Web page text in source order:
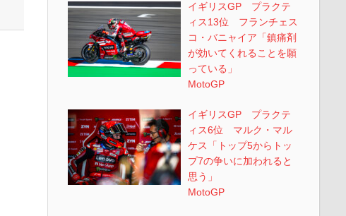
イギリスGP プラクテ
ィス13位 フランチェス
コ・バニャイア「鎮痛剤
が効いてくれることを願
っている」
MotoGP
イギリスGP プラクテ
ィス6位 マルク・マル
ケス「トップ5からトッ
プ7の争いに加われると
思う」
MotoGP